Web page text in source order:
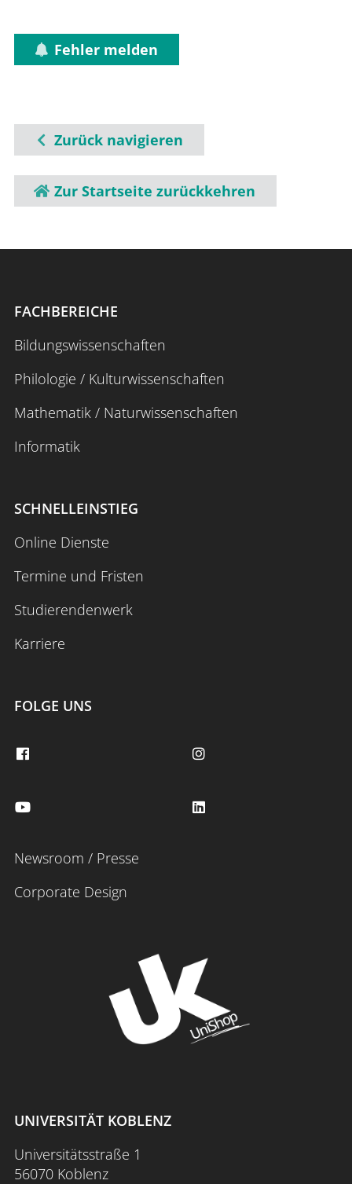
Fehler melden
Zurück navigieren
Zur Startseite zurückkehren
FACHBEREICHE
Bildungswissenschaften
Philologie / Kulturwissenschaften
Mathematik / Naturwissenschaften
Informatik
SCHNELLEINSTIEG
Online Dienste
Termine und Fristen
Studierendenwerk
Karriere
FOLGE UNS
Newsroom / Presse
Corporate Design
UNIVERSITÄT KOBLENZ
Universitätsstraße 1
56070 Koblenz